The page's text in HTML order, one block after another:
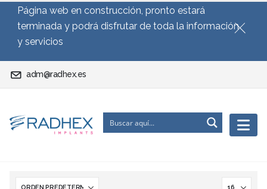
Página web en construcción, pronto estará
terminada y podrá disfrutar de toda la información
y servicios
adm@radhex.es